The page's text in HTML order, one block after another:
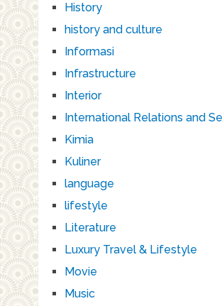
History
history and culture
Informasi
Infrastructure
Interior
International Relations and
Kimia
Kuliner
language
lifestyle
Literature
Luxury Travel & Lifestyle
Movie
Music